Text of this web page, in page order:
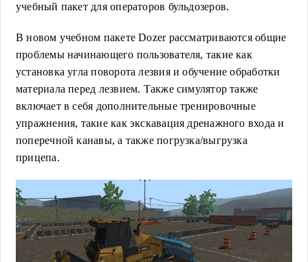
учебный пакет для операторов бульдозеров.
В новом учебном пакете Dozer рассматриваются общие
проблемы начинающего пользователя, такие как
установка угла поворота лезвия и обучение обработки
материала перед лезвием. Также симулятор также
включает в себя дополнительные тренировочные
упражнения, такие как экскавация дренажного входа и
поперечной канавы, а также погрузка/выгрузка
прицепа.